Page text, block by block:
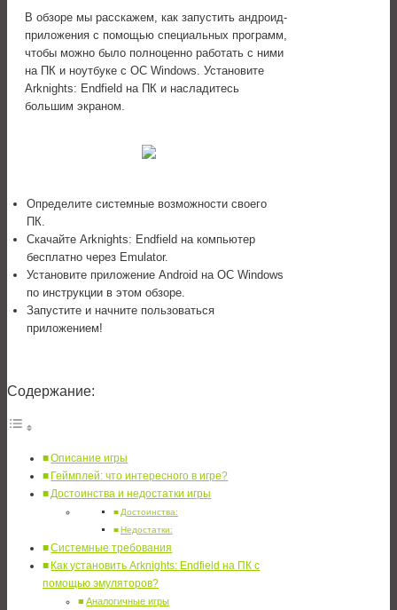
В обзоре мы расскажем, как запустить андроид-
приложения с помощью специальных программ,
чтобы можно было полноценно работать с ними
на ПК и ноутбуке с ОС Windows. Установите
Arknights: Endfield на ПК и насладитесь
большим экраном.
Определите системные возможности своего
ПК.
Скачайте Arknights: Endfield на компьютер
бесплатно через Emulator.
Установите приложение Android на ОС Windows
по инструкции в этом обзоре.
Запустите и начните пользоваться
приложением!
Содержание:
Описание игры
Геймплей: что интересного в игре?
Достоинства и недостатки игры
Достоинства:
Недостатки:
Системные требования
Как установить Arknights: Endfield на ПК с
помощью эмуляторов?
Аналогичные игры